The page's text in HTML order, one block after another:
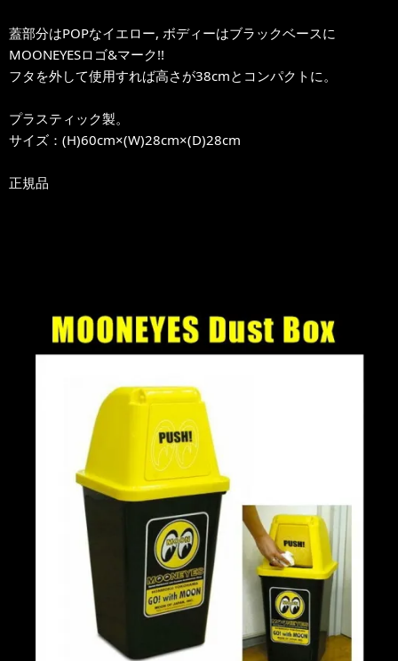
蓋部分はPOPなイエロー, ボディーはブラックベースに
MOONEYESロゴ&マーク!!
フタを外して使用すれば高さが38cmとコンパクトに。
プラスティック製。
サイズ：(H)60cm×(W)28cm×(D)28cm
正規品